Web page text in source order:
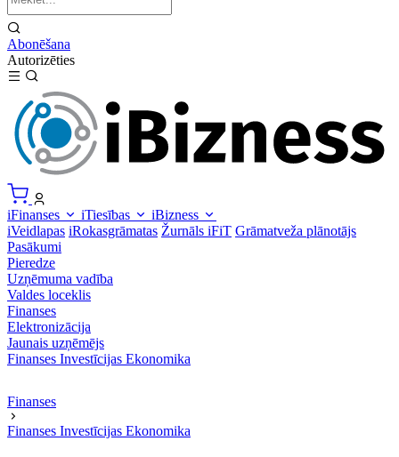
Abonēšana
Autorizēties
iFinanses iTiesības
iBizness
iVeidlapas iRokasgrāmatas Žurnāls iFiT Grāmatveža plānotājs
Pasākumi
Pieredze
Uzņēmuma vadība
Valdes loceklis
Finanses
Elektronizācija
Jaunais uzņēmējs
Finanses Investīcijas Ekonomika
Finanses
Finanses Investīcijas Ekonomika